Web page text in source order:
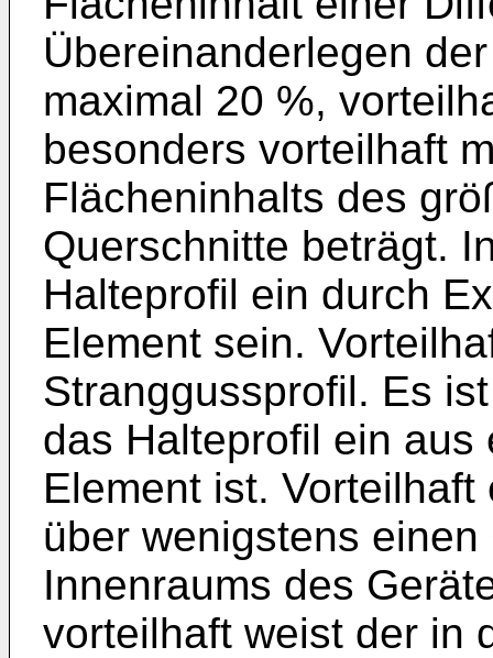
Übereinanderlegen
maximal 20 %,
besonders vorteilhaft
Flächeninhalts des
Querschnitte beträgt.
Halteprofil ein durch
Element sein.
Stranggussprofil. Es
das Halteprofil ein
Element ist.
über wenigstens
Innenraums des
vorteilhaft weist der in